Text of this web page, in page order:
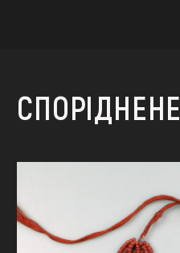
СПОРІДНЕНЕ